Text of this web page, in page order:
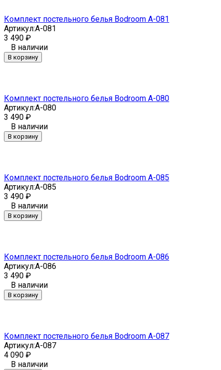
Комплект постельного белья Bodroom A-081
Артикул:A-081
3 490 ₽
В наличии
В корзину
Комплект постельного белья Bodroom A-080
Артикул:A-080
3 490 ₽
В наличии
В корзину
Комплект постельного белья Bodroom A-085
Артикул:A-085
3 490 ₽
В наличии
В корзину
Комплект постельного белья Bodroom A-086
Артикул:A-086
3 490 ₽
В наличии
В корзину
Комплект постельного белья Bodroom A-087
Артикул:A-087
4 090 ₽
В наличии